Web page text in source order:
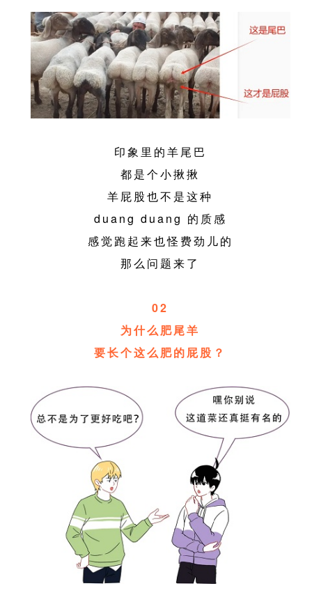
印象里的羊尾巴
都是个小揪揪
羊屁股也不是这种
duang duang 的质感
感觉跑起来也怪费劲儿的
那么问题来了
02
为什么肥尾羊
要长个这么肥的屁股？